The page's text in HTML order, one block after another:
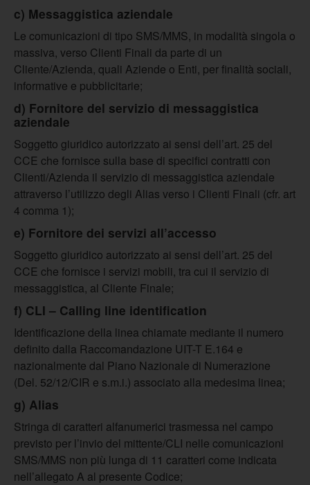
c) Messaggistica aziendale
Le comunicazioni di tipo SMS/MMS, in modalità singola o
massiva, verso Clienti Finali da parte di un
Cliente/Azienda, quali Aziende o Enti, per finalità sociali,
informative e pubblicitarie;
d) Fornitore del servizio di messaggistica
aziendale
Soggetto giuridico autorizzato ai sensi dell’art. 25 del
CCE che fornisce sulla base di specifici contratti con
Clienti/Azienda il servizio di messaggistica aziendale
attraverso l’utilizzo degli Alias verso i Clienti Finali (cfr. art
4 comma 1);
e) Fornitore dei servizi all’accesso
Soggetto giuridico autorizzato ai sensi dell’art. 25 del
CCE che fornisce i servizi mobili, tra cui il servizio di
messaggistica, al Cliente Finale;
f) CLI – Calling line identification
Identificazione della linea chiamate mediante il numero
definito dalla Raccomandazione UIT-T E.164 e
nazionalmente dal Piano Nazionale di Numerazione
(Del. 52/12/CIR e s.m.i.) associato alla medesima linea;
g) Alias
Stringa di caratteri alfanumerici trasmessa nel campo
previsto per l’invio del mittente/CLI nelle comunicazioni
SMS/MMS non più lunga di 11 caratteri come indicata
nell’allegato A al presente Codice;